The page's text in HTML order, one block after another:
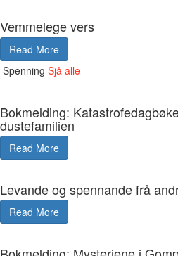
Vemmelege vers
Read More
Spenning Sjå alle
Bokmelding:
dustefamilien
Read More
Levande og spennande frå
Read More